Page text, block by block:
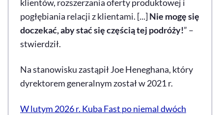
klientów, rozszerzania oferty produktowej i
pogłębiania relacji z klientami. [...]Nie mogę się
doczekać, aby stać się częścią tej podróży!” –
stwierdził.
Na stanowisku zastąpiłJoeHeneghana, który
dyrektorem generalnym został w 2021 r.
W lutym 2026 r. Kuba Fast po niemal dwóch